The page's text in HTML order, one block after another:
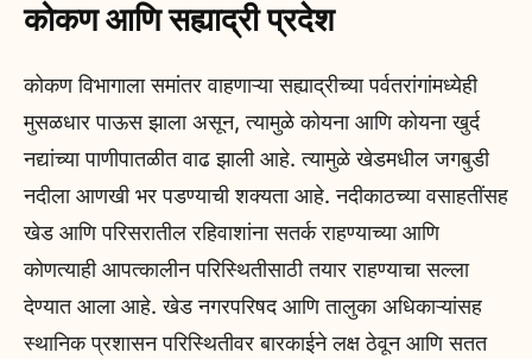
कोकण आणि सह्याद्री प्रदेश
कोकण विभागाला समांतर वाहणाऱ्या सह्याद्रीच्या पर्वतरांगांमध्येही
मुसळधार पाऊस झाला असून, त्यामुळे कोयना आणि कोयना खुर्द
नद्यांच्या पाणीपातळीत वाढ झाली आहे. त्यामुळे खेडमधील जगबुडी
नदीला आणखी भर पडण्याची शक्यता आहे. नदीकाठच्या वसाहतींसह
खेड आणि परिसरातील रहिवाशांना सतर्क राहण्याच्या आणि
कोणत्याही आपत्कालीन परिस्थितीसाठी तयार राहण्याचा सल्ला
देण्यात आला आहे. खेड नगरपरिषद आणि तालुका अधिकाऱ्यांसह
स्थानिक प्रशासन परिस्थितीवर बारकाईने लक्ष ठेवून आणि सतत